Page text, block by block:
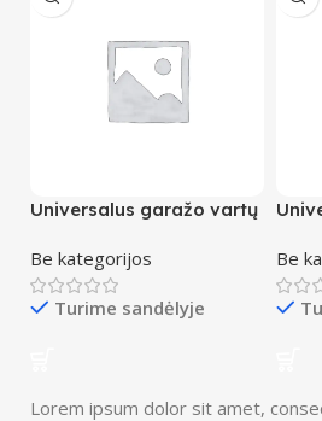
Universalus garažo vartų
Be kategorijos
Turime sandėlyje
Be
Lorem ipsum dolor sit amet,